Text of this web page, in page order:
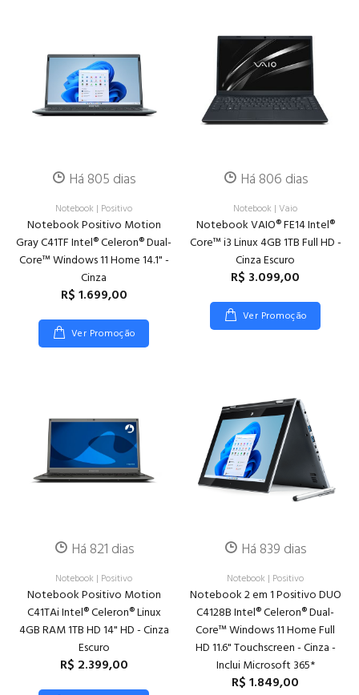
Há 805 dias
Notebook | Positivo
Notebook Positivo Motion
Gray C41TF Intel® Celeron® Dual-
Core™ Windows 11 Home 14.1" -
Cinza
R$ 1.699,00
Ver Promoção
Há 806 dias
Notebook | Vaio
Notebook VAIO® FE14 Intel®
Core™ i3 Linux 4GB 1TB Full HD -
Cinza Escuro
R$ 3.099,00
Ver Promoção
Há 821 dias
Notebook | Positivo
Notebook Positivo Motion
C41TAi Intel® Celeron® Linux
4GB RAM 1TB HD 14" HD - Cinza
Escuro
R$ 2.399,00
Há 839 dias
Notebook | Positivo
Notebook 2 em 1 Positivo DUO
C4128B Intel® Celeron® Dual-
Core™ Windows 11 Home Full
HD 11.6" Touchscreen - Cinza -
Inclui Microsoft 365*
R$ 1.849,00